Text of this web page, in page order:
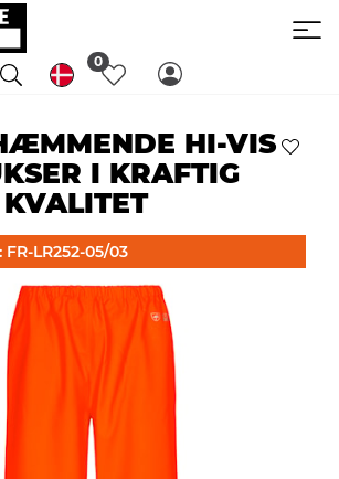
0
HI-VIS
I KRAFTIG
LR252-05/03